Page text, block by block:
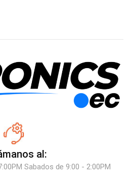
al:
Sabados de 9:00 - 2:00PM